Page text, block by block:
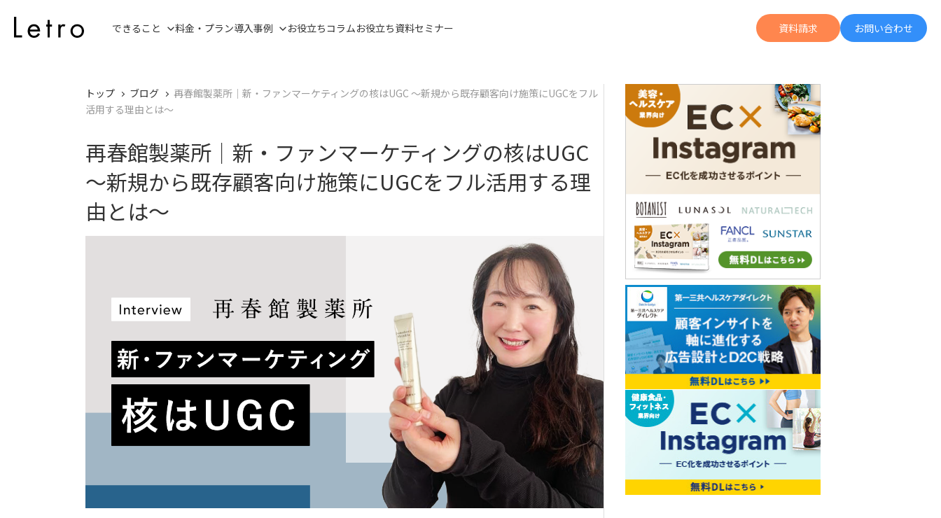
できること 料金・プラン導入事例 お役立ちコラムお役立ち資料セミナー 資料請求 お問い合わせ
トップ ブログ
再春館製薬所│新・ファンマーケティングの核はUGC ～新規から既存顧客向け施策にUGCをフル
活用する理由とは～
再春館製薬所│新・ファンマーケティングの核はUGC
～新規から既存顧客向け施策にUGCをフル活用する理
由とは～